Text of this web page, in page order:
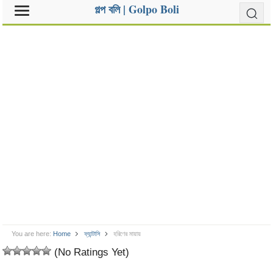
গল্প বলি | Golpo Boli
You are here: Home ফ্যান্টাসি হরিণের মায়ায়
(No Ratings Yet)